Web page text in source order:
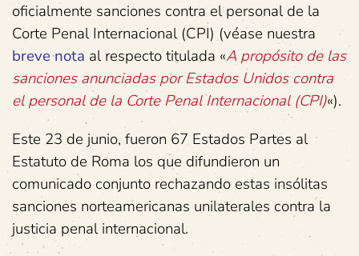
oficialmente sanciones contra el personal de la
Corte Penal Internacional (CPI) (véase nuestra
breve nota al respecto titulada «A propósito de las
sanciones anunciadas por Estados Unidos contra
el personal de la Corte Penal Internacional (CPI)«).
Este 23 de junio, fueron 67 Estados Partes al
Estatuto de Roma los que difundieron un
comunicado conjunto rechazando estas insólitas
sanciones norteamericanas unilaterales contra la
justicia penal internacional.